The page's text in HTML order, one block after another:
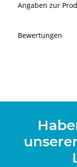
Angaben zur
Bewertungen